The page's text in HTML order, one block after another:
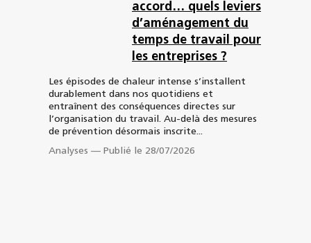
accord… quels leviers
d’aménagement du
temps de travail pour
les entreprises ?
Les épisodes de chaleur intense s’installent
durablement dans nos quotidiens et
entraînent des conséquences directes sur
l’organisation du travail. Au-delà des mesures
de prévention désormais inscrite...
Analyses — Publié le 28/07/2026